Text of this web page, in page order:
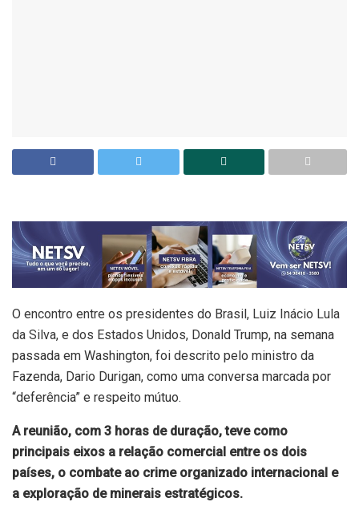
O encontro entre os presidentes do Brasil, Luiz Inácio Lula
da Silva, e dos Estados Unidos, Donald Trump, na semana
passada em Washington, foi descrito pelo ministro da
Fazenda, Dario Durigan, como uma conversa marcada por
“deferência” e respeito mútuo.
A reunião, com 3 horas de duração, teve como
principais eixos a relação comercial entre os dois
países, o combate ao crime organizado internacional e
a exploração de minerais estratégicos.